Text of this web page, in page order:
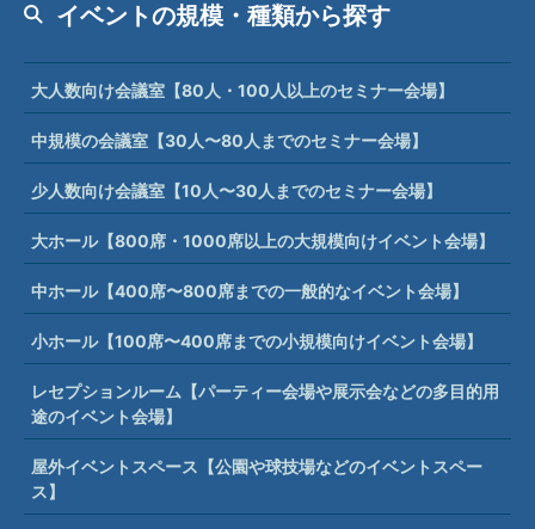
イベントの規模・種類から探す
大人数向け会議室【80人・100人以上のセミナー会場】
中規模の会議室【30人〜80人までのセミナー会場】
少人数向け会議室【10人〜30人までのセミナー会場】
大ホール【800席・1000席以上の大規模向けイベント会場】
中ホール【400席〜800席までの一般的なイベント会場】
小ホール【100席〜400席までの小規模向けイベント会場】
レセプションルーム【パーティー会場や展示会などの多目的用
途のイベント会場】
屋外イベントスペース【公園や球技場などのイベントスペー
ス】